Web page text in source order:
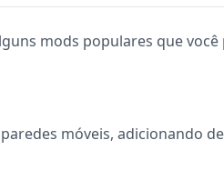
mods populares que
móveis, adicionando